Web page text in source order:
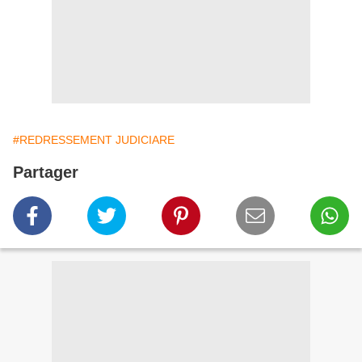
#REDRESSEMENT JUDICIARE
Partager